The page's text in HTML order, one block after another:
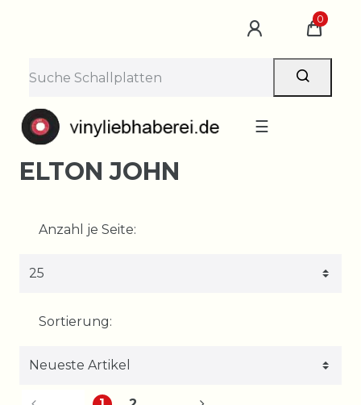
0
☰
ELTON JOHN
Anzahl je Seite:
Sortierung: